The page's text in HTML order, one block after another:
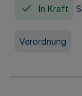
In Kraft
Verordnung